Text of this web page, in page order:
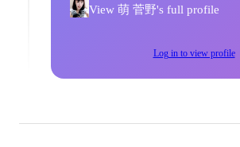
View 萌 菅野's full profile
Log in to view profile